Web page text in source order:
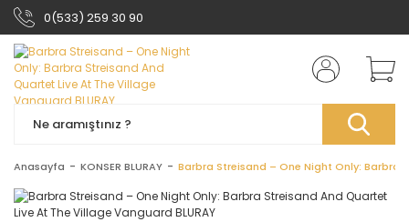
0(533) 259 30 90
Anasayfa KONSER BLURAY Barbra Streisand ‎– One Night Only: Barbra